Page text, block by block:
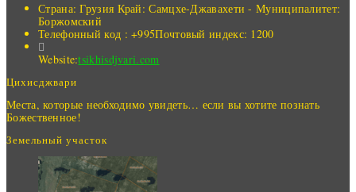
Страна: Грузия Край: Самцхе-Джавахети - Муниципалитет:
Боржомский
Телефонный код : +995Почтовый индекс: 1200
Website:tsikhisdjvari.com
Цихисджвари
Места, которые необходимо увидеть… если вы хотите познать
Божественное!
Земельный участок